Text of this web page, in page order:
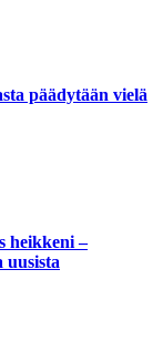
päädytään vielä
heikkeni –
uusista